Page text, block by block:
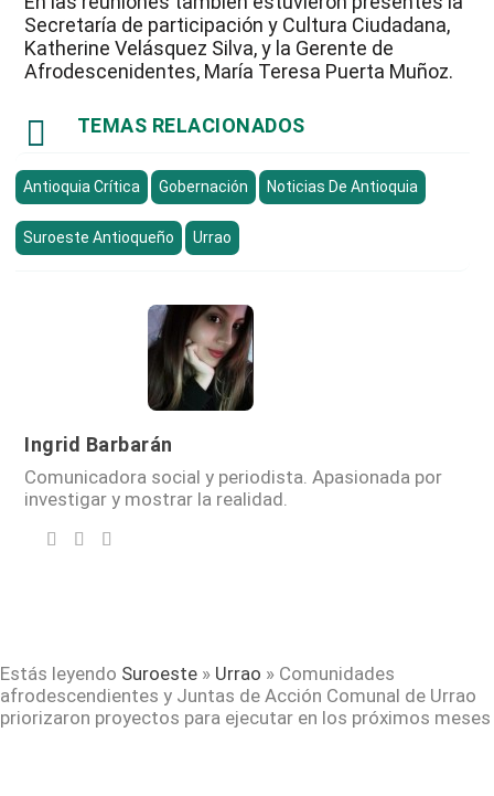
Secretaría de participación y Cultura Ciudadana,
Katherine Velásquez Silva, y la Gerente de
Afrodescenidentes, María Teresa Puerta Muñoz.
 TEMAS RELACIONADOS
Antioquia Crítica Gobernación Noticias De Antioquia
Suroeste Antioqueño Urrao
Ingrid Barbarán
Comunicadora social y periodista. Apasionada por
investigar y mostrar la realidad.
Estás leyendo Suroeste » Urrao » Comunidades
afrodescendientes y Juntas de Acción Comunal de Urrao
priorizaron proyectos para ejecutar en los próximos meses